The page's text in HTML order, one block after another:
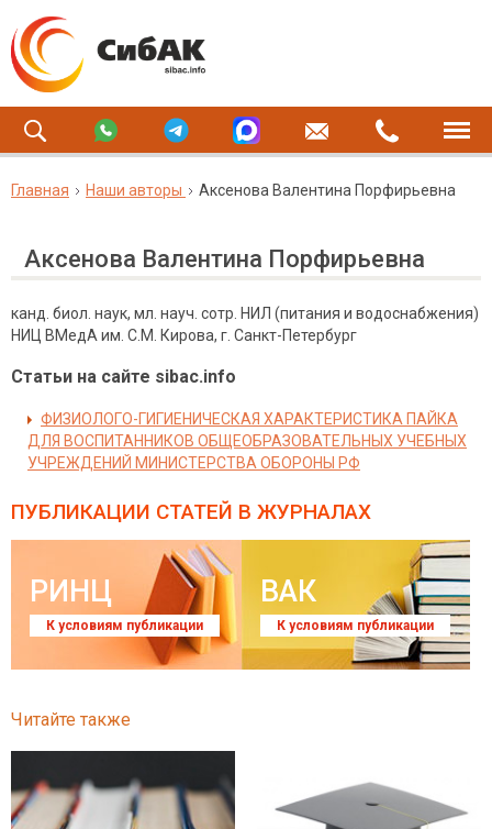
Главная Наши авторы Аксенова Валентина Порфирьевна
Аксенова Валентина Порфирьевна
канд. биол. наук, мл. науч. сотр. НИЛ (питания и водоснабжения)
НИЦ ВМедА им. С.М. Кирова, г. Санкт-Петербург
Статьи на сайте sibac.info
ФИЗИОЛОГО-ГИГИЕНИЧЕСКАЯ ХАРАКТЕРИСТИКА ПАЙКА
ДЛЯ ВОСПИТАННИКОВ ОБЩЕОБРАЗОВАТЕЛЬНЫХ УЧЕБНЫХ
УЧРЕЖДЕНИЙ МИНИСТЕРСТВА ОБОРОНЫ РФ
ПУБЛИКАЦИИ СТАТЕЙ В ЖУРНАЛАХ
РИНЦ
К условиям публикации
ВАК
К условиям публикации
Читайте также